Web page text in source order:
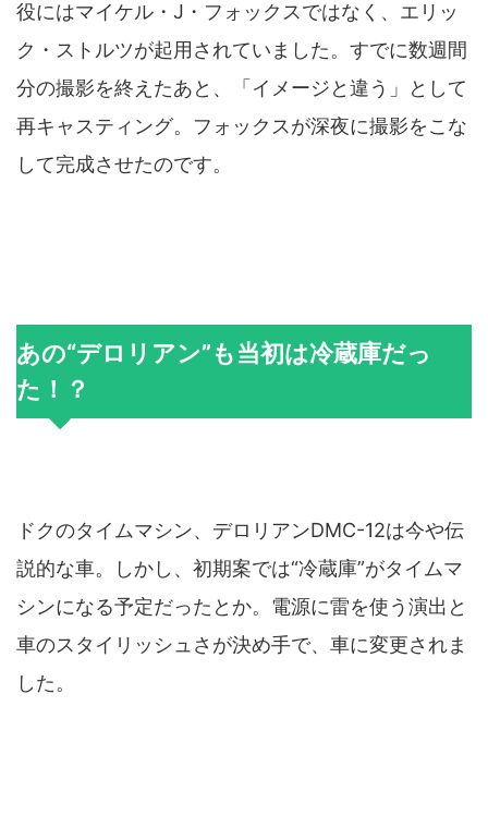
役にはマイケル・J・フォックスではなく、エリッ
ク・ストルツが起用されていました。すでに数週間
分の撮影を終えたあと、「イメージと違う」として
再キャスティング。フォックスが深夜に撮影をこな
して完成させたのです。
あの“デロリアン”も当初は冷蔵庫だっ
た！？
ドクのタイムマシン、デロリアンDMC-12は今や伝
説的な車。しかし、初期案では“冷蔵庫”がタイムマ
シンになる予定だったとか。電源に雷を使う演出と
車のスタイリッシュさが決め手で、車に変更されま
した。